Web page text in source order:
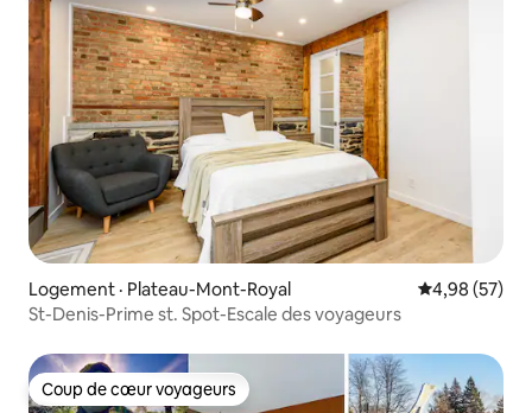
Logement · Plateau-Mont-Royal Note
4,98 (57)
St-Denis-Prime st. Spot-Escale des voyageurs
Coup de cœur voyageurs
Coup de cœur voyageurs